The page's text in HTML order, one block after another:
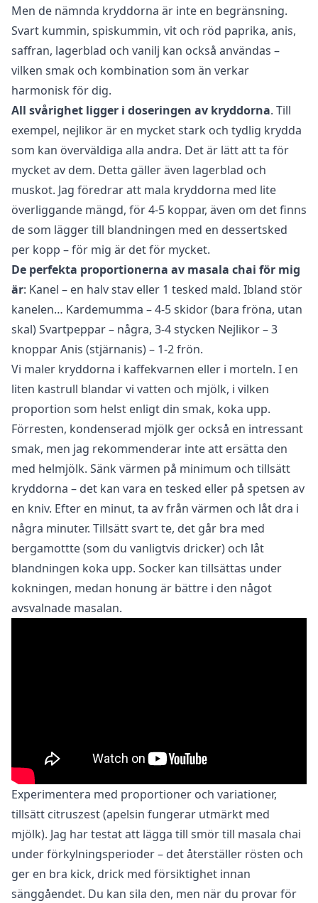
Men de nämnda kryddorna är inte en begränsning.
Svart kummin, spiskummin, vit och röd paprika, anis,
saffran, lagerblad och vanilj kan också användas –
vilken smak och kombination som än verkar
harmonisk för dig.
All svårighet ligger i doseringen av kryddorna. Till
exempel, nejlikor är en mycket stark och tydlig krydda
som kan överväldiga alla andra. Det är lätt att ta för
mycket av dem. Detta gäller även lagerblad och
muskot. Jag föredrar att mala kryddorna med lite
överliggande mängd, för 4-5 koppar, även om det finns
de som lägger till blandningen med en dessertsked
per kopp – för mig är det för mycket.
De perfekta proportionerna av masala chai för mig
är: Kanel – en halv stav eller 1 tesked mald. Ibland stör
kanelen… Kardemumma – 4-5 skidor (bara fröna, utan
skal) Svartpeppar – några, 3-4 stycken Nejlikor – 3
knoppar Anis (stjärnanis) – 1-2 frön.
Vi maler kryddorna i kaffekvarnen eller i morteln. I en
liten kastrull blandar vi vatten och mjölk, i vilken
proportion som helst enligt din smak, koka upp.
Förresten, kondenserad mjölk ger också en intressant
smak, men jag rekommenderar inte att ersätta den
med helmjölk. Sänk värmen på minimum och tillsätt
kryddorna – det kan vara en tesked eller på spetsen av
en kniv. Efter en minut, ta av från värmen och låt dra i
några minuter. Tillsätt svart te, det går bra med
bergamottte (som du vanligtvis dricker) och låt
blandningen koka upp. Socker kan tillsättas under
kokningen, medan honung är bättre i den något
avsvalnade masalan.
Experimentera med proportioner och variationer,
tillsätt citruszest (apelsin fungerar utmärkt med
mjölk). Jag har testat att lägga till smör till masala chai
under förkylningsperioder – det återställer rösten och
ger en bra kick, drick med försiktighet innan
sänggåendet. Du kan sila den, men när du provar för